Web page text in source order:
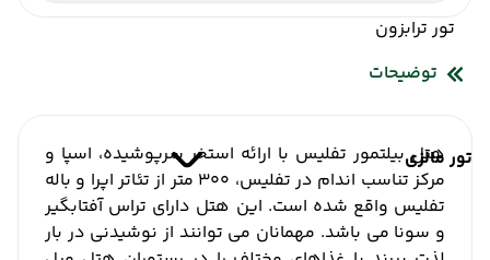
تور ترابزون
تور مالزی
سالن ماساژ
توضیحات
هتل بیلتمور تفلیس با ارائه استخر سرپوشیده، اسپا و
مرکز تناسب اندام در تفلیس، 300 متر از تئاتر اپرا و باله
تفلیس واقع شده است. این هتل دارای تراس آفتابگیر
و سونا می باشد. مهمانان می توانند از نوشیدنی در بار